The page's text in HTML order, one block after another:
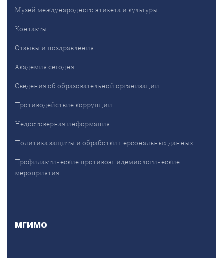
Музей международного этикета и культуры
Контакты
Отзывы и поздравления
Академия сегодня
Сведения об образовательной организации
Противодействие коррупции
Недостоверная информация
Политика защиты и обработки персональных данных
Профилактические противоэпидемиологические
мероприятия
МГИМО